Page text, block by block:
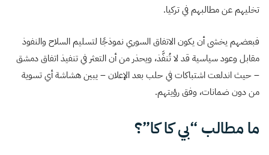
تخليهم عن مطالبهم في تركيا.
فبعضهم يخشى أن يكون الاتفاق السوري نموذجًا لتسليم السلاح والنفوذ
مقابل وعود سياسية قد لا تُنفَّذ، ويحذر من أن التعثر في تنفيذ اتفاق دمشق
– حيث اندلعت اشتباكات في حلب بعد الإعلان – يبين هشاشة أي تسوية
من دون ضمانات، وفق رؤيتهم.
ما مطالب “بي كا كا”؟